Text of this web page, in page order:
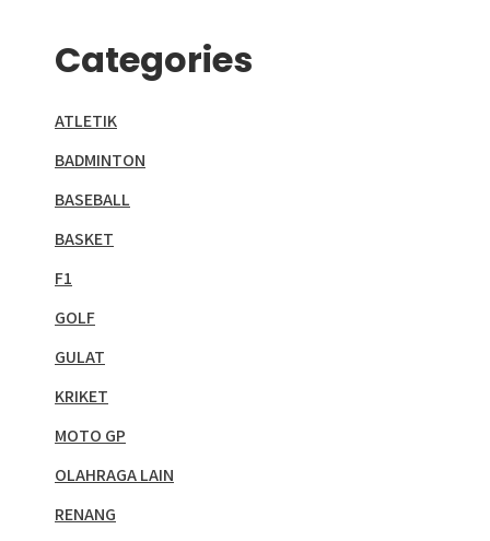
Categories
ATLETIK
BADMINTON
BASEBALL
BASKET
F1
GOLF
GULAT
KRIKET
MOTO GP
OLAHRAGA LAIN
RENANG